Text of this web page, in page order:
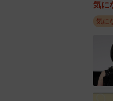
気に
気に